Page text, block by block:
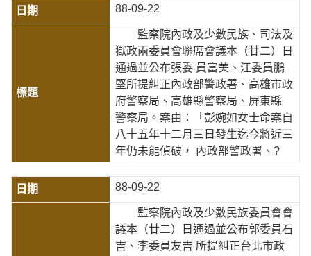
88-09-22
監察院內政及少數民族、司法及
獄政兩委員會聯席會議本（廿二）日
通過並公布張委 員富美、江委員鵬
堅所提糾正內政部警政署、高雄市政
府警察局、高雄縣警察局、屏東縣
警察局。案由：「彭婉如女士命案自
八十五年十二月三日發生迄今將近三
年仍未能偵破， 內政部警政署、?
88-09-22
監察院內政及少數民族委員會會
議本（廿二）日通過並公布郭委員石
吉、李委員友吉 所提糾正台北市政